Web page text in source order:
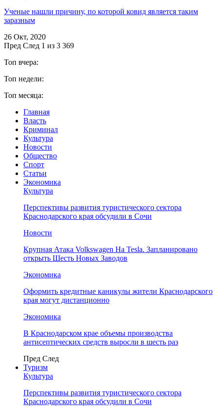
Ученые нашли причину, по которой ковид является таким
заразным
26 Окт, 2020
Пред След 1 из 3 369
Топ вчера:
Топ недели:
Топ месяца:
Главная
Власть
Криминал
Культура
Новости
Общество
Спорт
Статьи
Экономика
Культура
Перспективы развития туристического сектора
Краснодарского края обсудили в Сочи
Новости
Крупная Атака Volkswagen На Tesla. Запланировано
открыть Шесть Новых Заводов
Экономика
Оформить кредитные каникулы жители Краснодарского
края могут дистанционно
Экономика
В Краснодарском крае объемы производства
антисептических средств выросли в шесть раз
Пред След
Туризм
Культура
Перспективы развития туристического сектора
Краснодарского края обсудили в Сочи